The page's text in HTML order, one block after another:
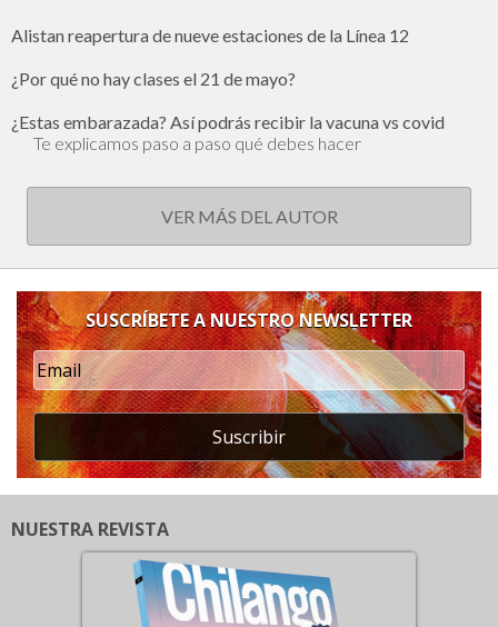
Alistan reapertura de nueve estaciones de la Línea 12
¿Por qué no hay clases el 21 de mayo?
¿Estas embarazada? Así podrás recibir la vacuna vs covid
Te explicamos paso a paso qué debes hacer
VER MÁS DEL AUTOR
SUSCRÍBETE A NUESTRO NEWSLETTER
Suscribir
NUESTRA REVISTA